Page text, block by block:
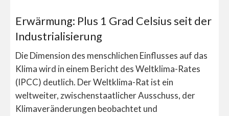
Erwärmung: Plus 1 Grad Celsius seit der
Industrialisierung
Die Dimension des menschlichen Einflusses auf das
Klima wird in einem Bericht des Weltklima-Rates
(IPCC) deutlich. Der Weltklima-Rat ist ein
weltweiter, zwischenstaatlicher Ausschuss, der
Klimaveränderungen beobachtet und